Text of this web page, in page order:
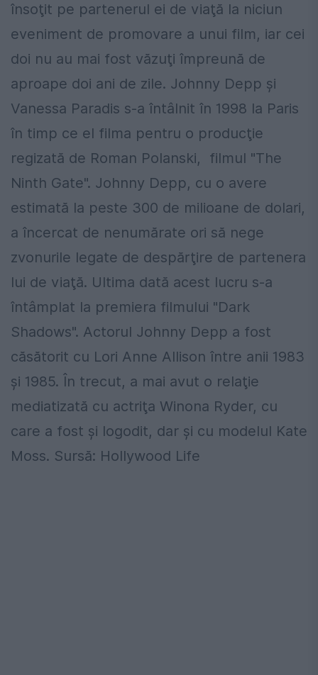
însoţit pe partenerul ei de viaţă la niciun
eveniment de promovare a unui film, iar cei
doi nu au mai fost văzuţi împreună de
aproape doi ani de zile. Johnny Depp şi
Vanessa Paradis s-a întâlnit în 1998 la Paris
în timp ce el filma pentru o producţie
regizată de Roman Polanski, filmul "The
Ninth Gate". Johnny Depp, cu o avere
estimată la peste 300 de milioane de dolari,
a încercat de nenumărate ori să nege
zvonurile legate de despărţire de partenera
lui de viaţă. Ultima dată acest lucru s-a
întâmplat la premiera filmului "Dark
Shadows". Actorul Johnny Depp a fost
căsătorit cu Lori Anne Allison între anii 1983
şi 1985. În trecut, a mai avut o relaţie
mediatizată cu actriţa Winona Ryder, cu
care a fost şi logodit, dar şi cu modelul Kate
Moss. Sursă: Hollywood Life